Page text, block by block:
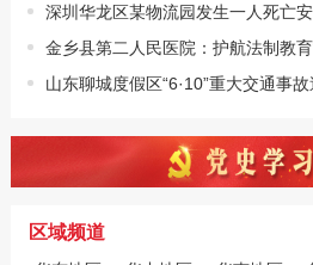
深圳华龙区某物流园发生一人死亡安全事故
金乡县第二人民医院：护航法制教育“开
山东聊城度假区“6·10”重大交通事故追踪报道：
区域频道